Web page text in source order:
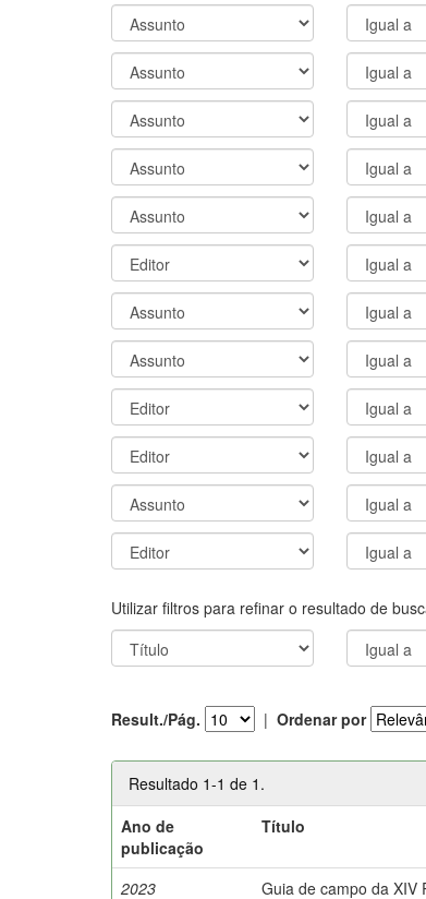
Utilizar filtros para refinar o resultado de
Result./Pág. | Ordenar por
Resultado 1-1 de 1.
Ano de
publicação
Título
2023
Guia de campo da XIV